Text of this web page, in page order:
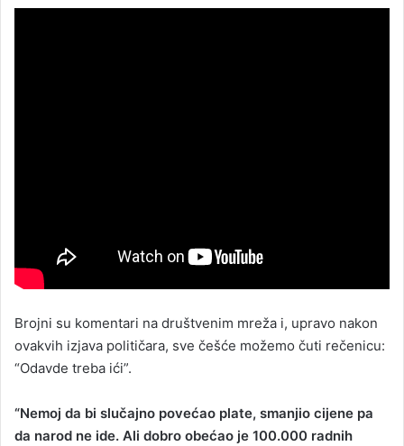
Brojni su komentari na društvenim mreža i, upravo nakon
ovakvih izjava političara, sve češće možemo čuti rečenicu:
“Odavde treba ići”.
“Nemoj da bi slučajno povećao plate, smanjio cijene pa
da narod ne ide. Ali dobro obećao je 100.000 radnih